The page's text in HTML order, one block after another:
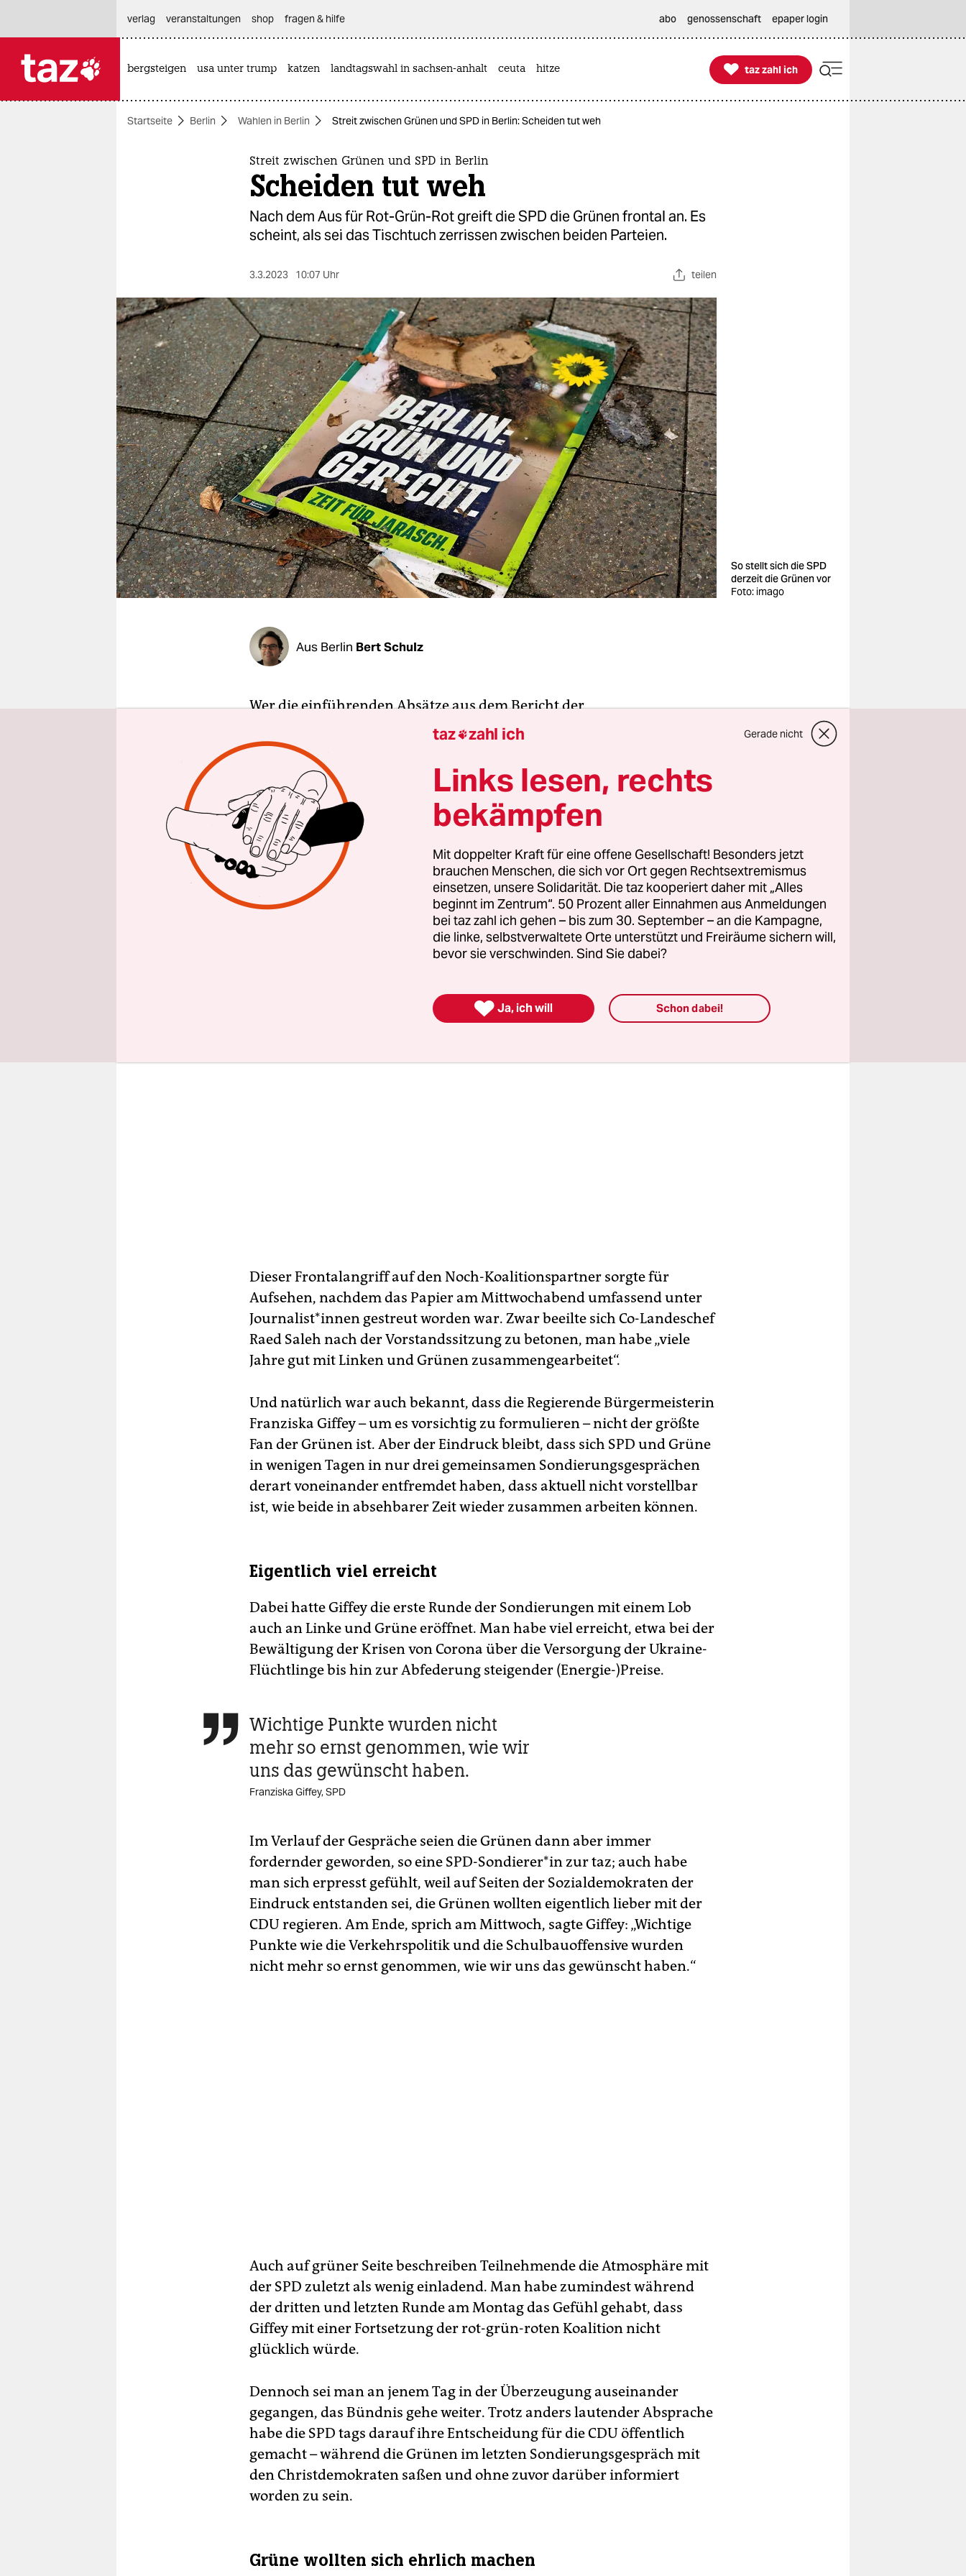
themen
berlin
nord
wahrheit
verlag
verlag
veranstaltungen
shop
fragen & hilfe
unterstützen
abo
verlag
veranstaltungen shop fragen & hilfe abo genossenschaft epaper login
bergsteigen usa unter trump katzen landtagswahl in sachsen-anhalt ceuta hitze 
taz zahl ich
taz zahl ich
Startseite Berlin Wahlen in Berlin Streit zwischen Grünen und SPD in Berlin: Scheiden tut weh
Streit zwischen Grünen und SPD in Berlin
Scheiden tut weh
Nach dem Aus für Rot-Grün-Rot greift die SPD die Grünen frontal an. Es
scheint, als sei das Tischtuch zerrissen zwischen beiden Parteien.
3.3.2023 10:07 Uhr teilen
So stellt sich die SPD
derzeit die Grünen vor
Foto: imago
Aus Berlin Bert Schulz
Wer die einführenden Absätze aus dem Bericht der
Sondierungskommission der SPD liest, fragt sich schon, wie die
Sozialdemokraten seit mehr als sechs Jahren – oder zumindest seit der
Regentschaft von Franziska Giffey – mit den Grünen regieren konnten
Von „stark überwiegenden Eigeninteressen der Grünen“ ist da die
Rede. Sie hätten zudem „erhebliche Zweifel an der Ernsthaftigkeit ihrer
Verabredungsfähigkeit aufkommen lassen“.
Der Bericht war die Grundlage fürdie Sitzung des SPD-
Landesvorstands
, der am Mittwochabend für eine Koalition mit der
CDU stimmte. Und weiter heißt es: „Die Verbindlichkeit von
Absprachen“ sei „in Abrede“ gestellt worden. Übersetzt heißt das nicht
weniger als: Die Grünen seien ein unzuverlässiger, machthungriger
Dieser Frontalangriff auf den Noch-Koalitionspartner sorgte für
Aufsehen, nachdem das Papier am Mittwochabend umfassend unter
Jour­na­lis­t*in­nen gestreut worden war. Zwar beeilte sich Co-Landeschef
Raed Saleh nach der Vorstandssitzung zu betonen, man habe „viele
Jahre gut mit Linken und Grünen zusammengearbeitet“.
Und natürlich war auch bekannt, dass die Regierende Bürgermeisterin
Franziska Giffey – um es vorsichtig zu formulieren – nicht der größte
Fan der Grünen ist. Aber der Eindruck bleibt, dass sich SPD und Grüne
in wenigen Tagen in nur drei gemeinsamen Sondierungsgesprächen
derart voneinander entfremdet haben, dass aktuell nicht vorstellbar
ist, wie beide in absehbarer Zeit wieder zusammen arbeiten können.
Eigentlich viel erreicht
Dabei hatte Giffey die erste Runde der Sondierungen mit einem Lob
auch an Linke und Grüne eröffnet. Man habe viel erreicht, etwa bei der
Bewältigung der Krisen von Corona über die Versorgung der Ukraine-
Flüchtlinge bis hin zur Abfederung steigender (Energie-)Preise.
 Wichtige Punkte wurden nicht
mehr so ernst genommen, wie wir
uns das gewünscht haben.
Franziska Giffey, SPD
Im Verlauf der Gespräche seien die Grünen dann aber immer
fordernder geworden, so eine SPD-Sondierer*in zur taz; auch habe
man sich erpresst gefühlt, weil auf Seiten der Sozialdemokraten der
Eindruck entstanden sei, die Grünen wollten eigentlich lieber mit der
CDU regieren. Am Ende, sprich am Mittwoch, sagte Giffey: „Wichtige
Punkte wie die Verkehrspolitik und die Schulbauoffensive wurden
nicht mehr so ernst genommen, wie wir uns das gewünscht haben.“
Auch auf grüner Seite beschreiben Teilnehmende die Atmosphäre mit
der SPD zuletzt als wenig einladend. Man habe zumindest während
der dritten und letzten Runde am Montag das Gefühl gehabt, dass
Giffey mit einer Fortsetzung der rot-grün-roten Koalition nicht
glücklich würde.
Dennoch sei man an jenem Tag in der Überzeugung auseinander
gegangen, das Bündnis gehe weiter. Trotz anders lautender Absprache
habe die SPD tags darauf ihre Entscheidung für die CDU öffentlich
gemacht – während die Grünen im letzten Sondierungsgespräch mit
den Christdemokraten saßen und ohne zuvor darüber informiert
worden zu sein.
Grüne wollten sich ehrlich machen
taz zahl ich Gerade nicht
Links lesen, rechts
bekämpfen
Mit doppelter Kraft für eine offene Gesellschaft! Besonders jetzt
brauchen Menschen, die sich vor Ort gegen Rechtsextremismus
einsetzen, unsere Solidarität. Die taz kooperiert daher mit „Alles
beginnt im Zentrum“. 50 Prozent aller Einnahmen aus Anmeldungen
bei taz zahl ich gehen – bis zum 30. September – an die Kampagne,
die linke, selbstverwaltete Orte unterstützt und Freiräume sichern will,
bevor sie verschwinden. Sind Sie dabei?
 Ja, ich will Schon dabei!